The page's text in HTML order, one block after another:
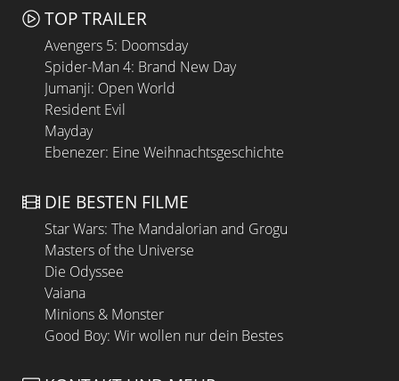
TOP TRAILER
Avengers 5: Doomsday
Spider-Man 4: Brand New Day
Jumanji: Open World
Resident Evil
Mayday
Ebenezer: Eine Weihnachtsgeschichte
DIE BESTEN FILME
Star Wars: The Mandalorian and Grogu
Masters of the Universe
Die Odyssee
Vaiana
Minions & Monster
Good Boy: Wir wollen nur dein Bestes